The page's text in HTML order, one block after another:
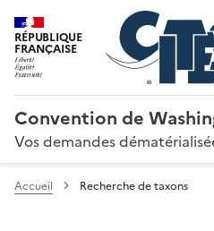
RÉPUBLIQUE
FRANÇAISE
Convention de
Vos demandes
Accueil Recherche de taxons